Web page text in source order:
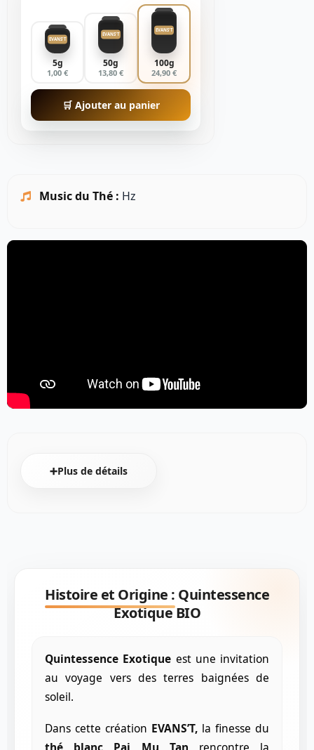
EVANS'T
5g
1,00 €
EVANS'T
50g
13,80 €
EVANS'T
100g
24,90 €
🛒 Ajouter au panier
Music du Thé : Hz
➕Plus de détails
Histoire et Origine : Quintessence
Exotique BIO
Quintessence Exotique est une invitation
au voyage vers des terres baignées de
soleil.
Dans cette création EVANS’T, la finesse du